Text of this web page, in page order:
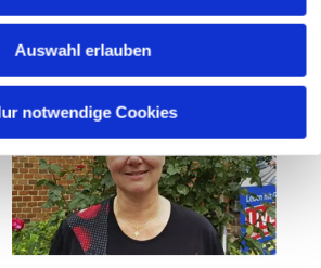
Auswahl erlauben
notwendige Cookies